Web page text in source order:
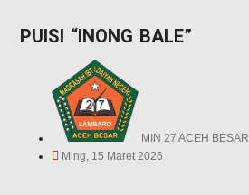
PUISI “INONG BALE”
MIN 27 ACEH BESAR
Ming, 15 Maret 2026